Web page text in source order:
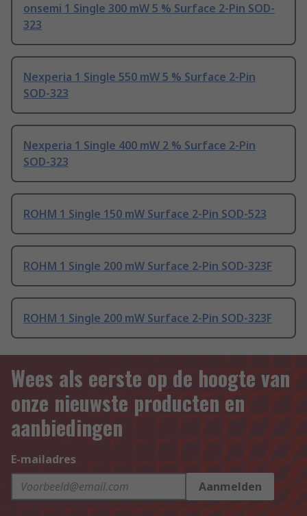
onsemi 1 Single 300 mW 5 % Surface 2-Pin SOD-
323
Nexperia 1 Single 550 mW 5 % Surface 2-Pin
SOD-323
Nexperia 1 Single 400 mW 2 % Surface 2-Pin
SOD-323
ROHM 1 Single 150 mW Surface 2-Pin SOD-523
ROHM 1 Single 200 mW Surface 2-Pin SOD-323F
ROHM 1 Single 200 mW Surface 2-Pin SOD-323F
Wees als eerste op de hoogte van
onze nieuwste producten en
aanbiedingen
E-mailadres
Aanmelden